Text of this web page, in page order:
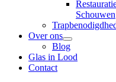
Schouwen
Over ons
Blog
Glas in Lood
Contact